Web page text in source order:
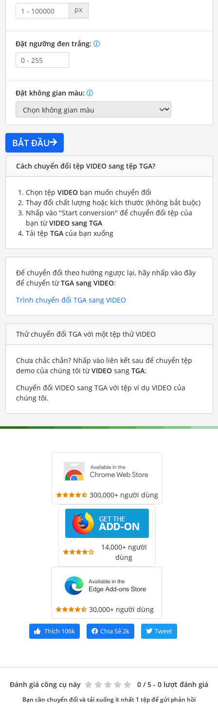
px
Đặt ngưỡng đen trắng:
Đặt không gian màu:
BẮT ĐẦU
Cách chuyển đổi tệp VIDEO sang tệp TGA?
Chọn tệp VIDEObạn muốn chuyển đổi
Thay đổi chất lượng hoặc kích thước (không bắt buộc)
Nhấp vào "Start conversion" để chuyển đổi tệp của
bạn từVIDEO sang TGA
Tải tệp TGAcủa bạn xuống
Để chuyển đổi theo hướng ngược lại, hãy nhấp vào đây
để chuyển từTGA sang VIDEO:
Trình chuyển đổi TGA sang VIDEO
Thử chuyển đổi TGA với một tệp thử VIDEO
Chưa chắc chắn? Nhấp vào liên kết sau để chuyển tệp
demo của chúng tôi từVIDEOsang TGA:
Chuyển đổi VIDEO sang TGA với tệp ví dụ VIDEO của
chúng tôi.
300,000+ người dùng
14,000+ người
dùng
30,000+ người dùng
Thích 106k Chia Sẻ2k Tweet
Đánh giá công cụ này 0 / 5 - 0 lượt đánh giá
Bạn cần chuyển đổi và tải xuống ít nhất 1 tệp để gửi phản hồi